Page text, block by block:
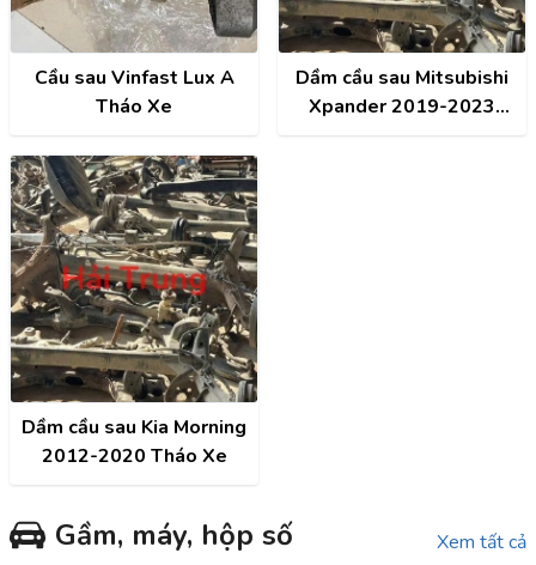
Cầu sau Vinfast Lux A
Tháo Xe
Dầm cầu sau Mitsubishi
Xpander 2019-2023
Dầm cầu sau Kia Morning
2012-2020 Tháo Xe
Gầm, máy, hộp số Xem tất cả